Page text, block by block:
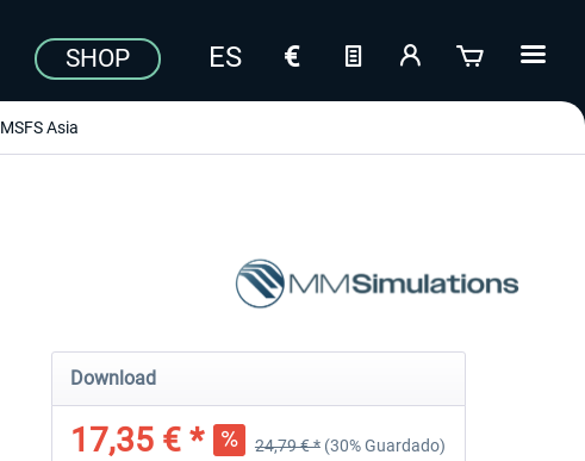
SHOP
MSFS Asia
Download
17,35 € * 24,79 € * (30% Guardado)